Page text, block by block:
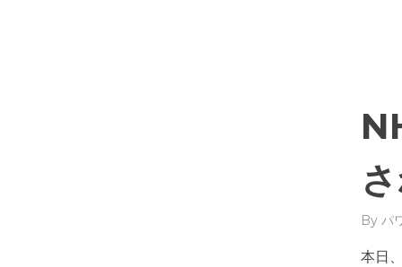
By パ
本日